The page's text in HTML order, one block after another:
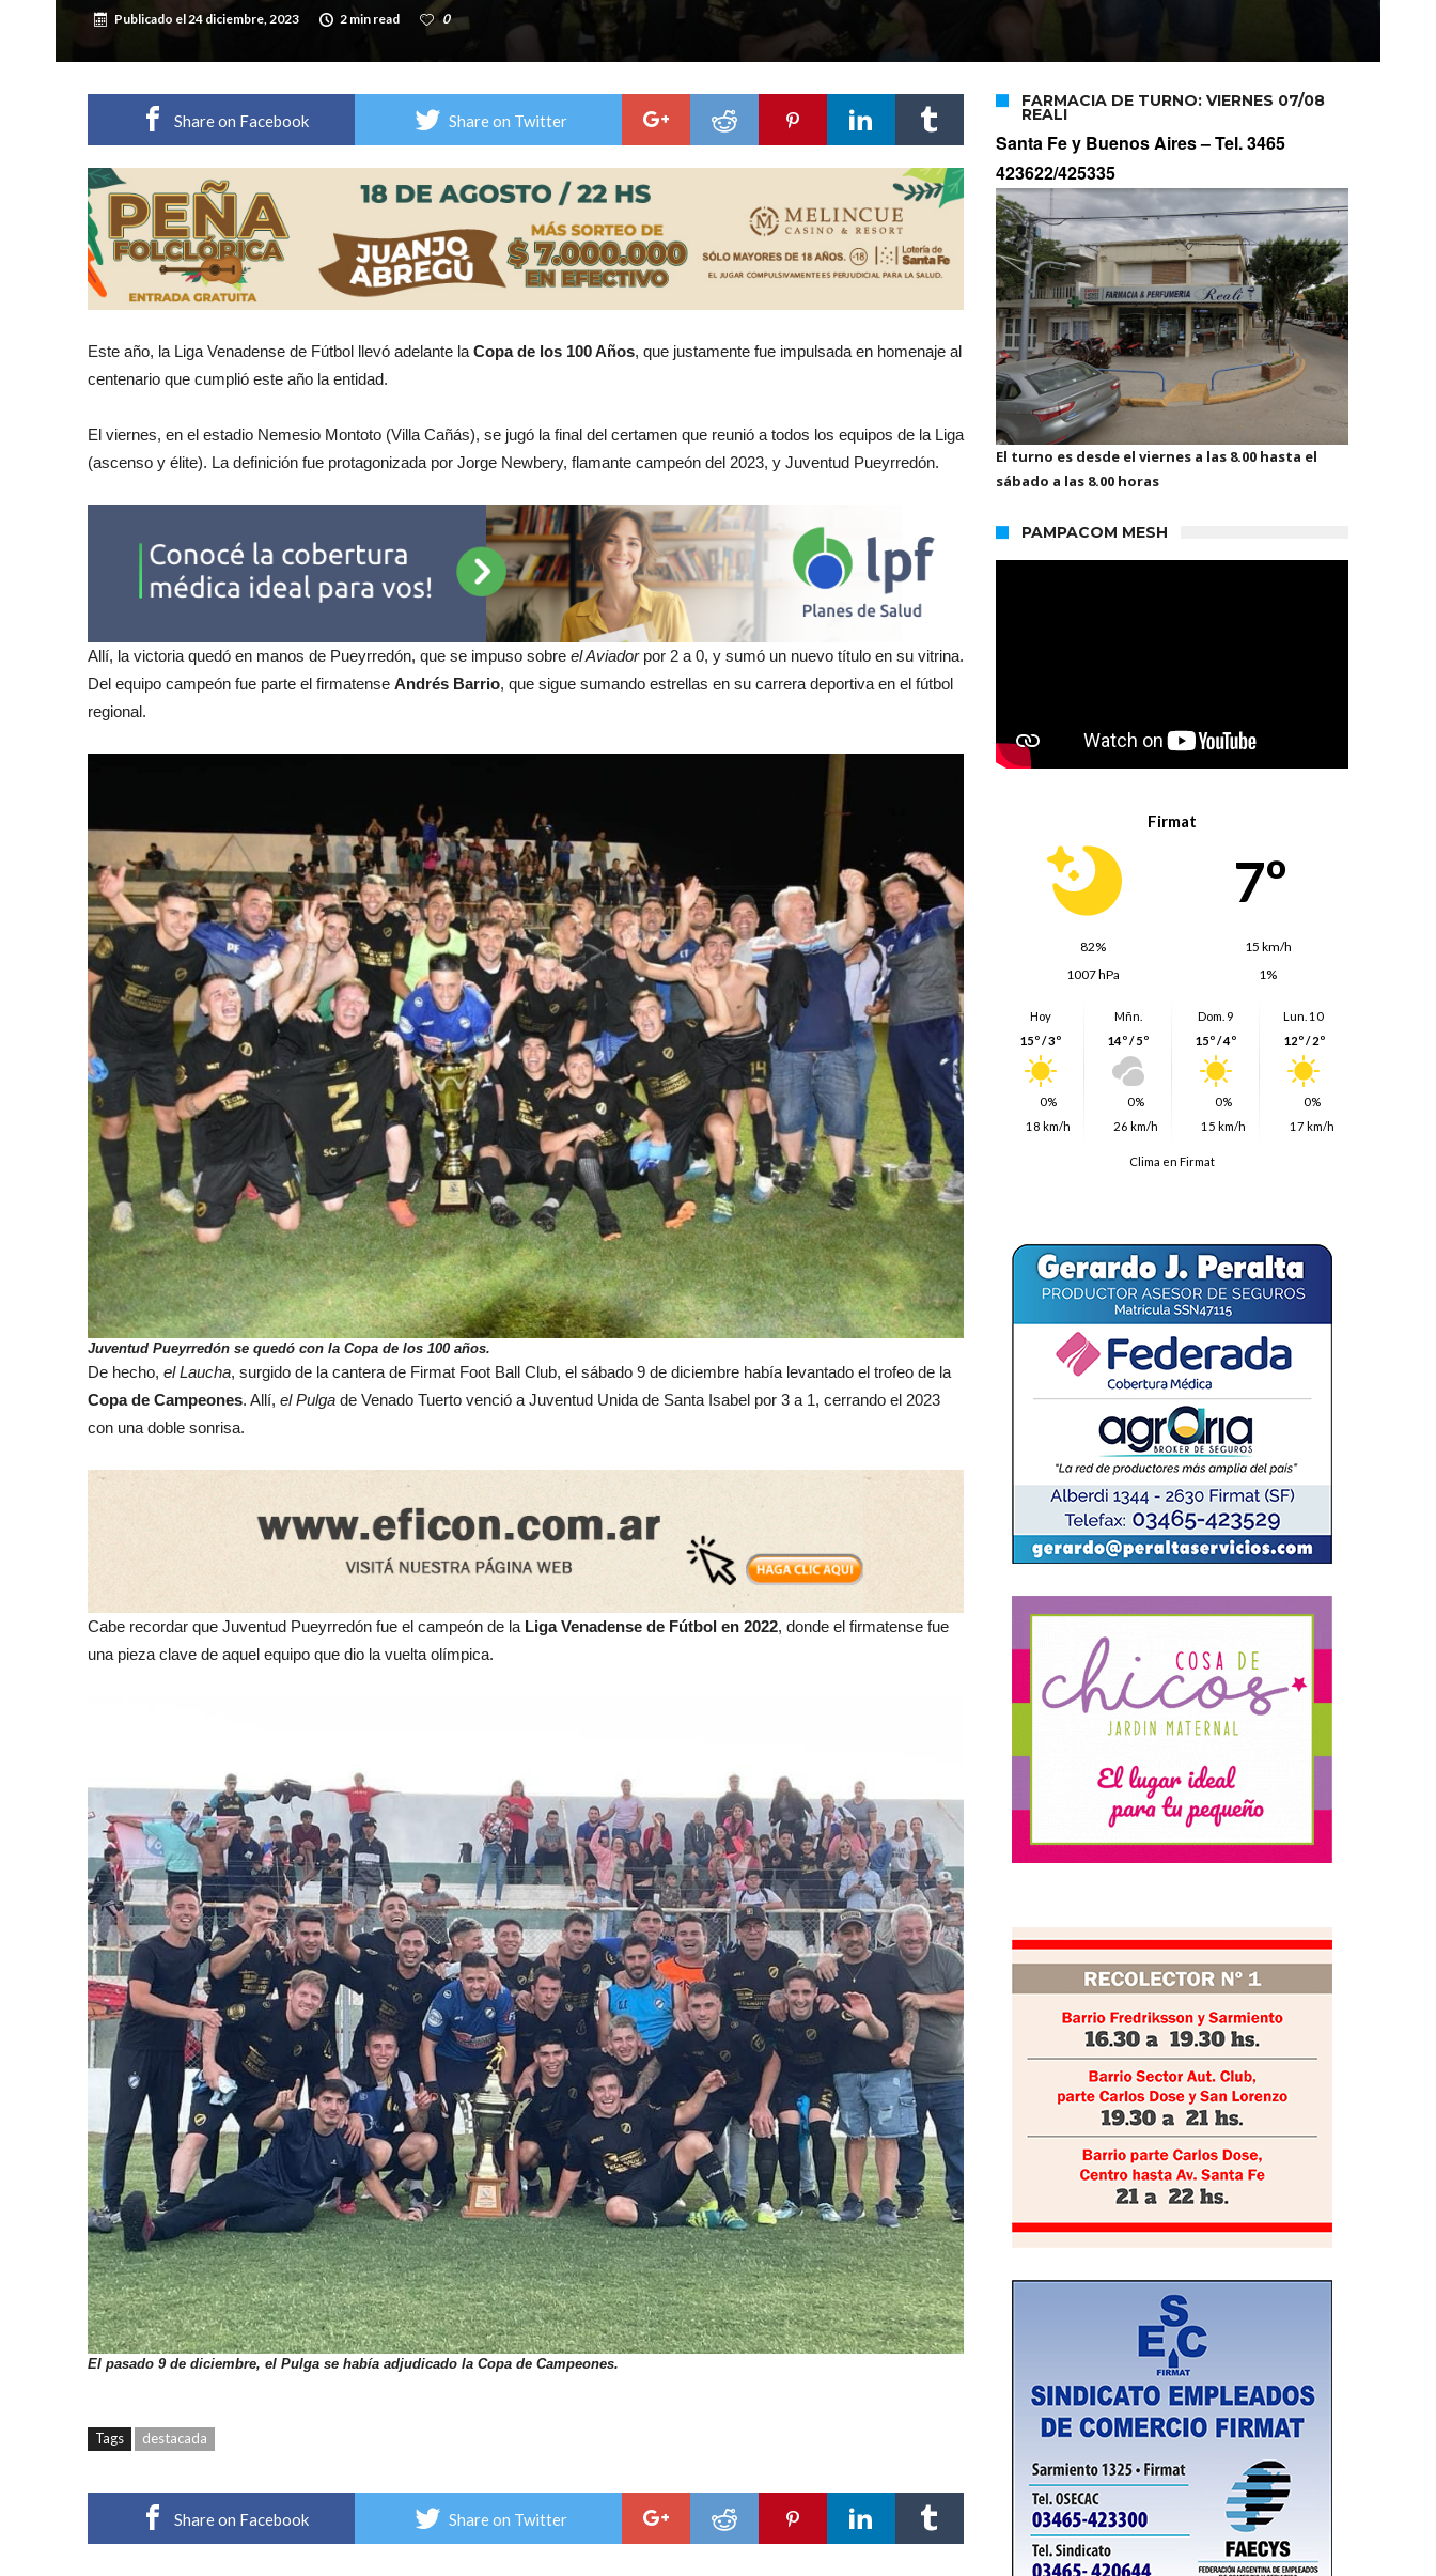
Publicado el24 diciembre, 2023 2 min read 0
Share on Facebook Share on Twitter
Este año, la Liga Venadense de Fútbol llevó adelante la Copa de los 100 Años, que justamente fue impulsada en homenaje al
centenario que cumplió este año la entidad.
El viernes, en el estadio Nemesio Montoto (Villa Cañás), se jugó la final del certamen que reunió a todos los equipos de la Liga
(ascenso y élite). La definición fue protagonizada por Jorge Newbery, flamante campeón del 2023, y Juventud Pueyrredón.
Allí, la victoria quedó en manos de Pueyrredón, que se impuso sobre el Aviadorpor 2 a 0, y sumó un nuevo título en su vitrina.
Del equipo campeón fue parte el firmatense Andrés Barrio, que sigue sumando estrellas en su carrera deportiva en el fútbol
regional.
Juventud Pueyrredón se quedó con la Copa de los 100 años.
De hecho, el Laucha, surgido de la cantera de Firmat Foot Ball Club, el sábado 9 de diciembre había levantado el trofeo de la
Copa de Campeones. Allí, el Pulga de Venado Tuerto venció a Juventud Unida de Santa Isabel por 3 a 1, cerrando el 2023
con una doble sonrisa.
Cabe recordar que Juventud Pueyrredón fue el campeón de la Liga Venadense de Fútbol en 2022, donde el firmatense fue
una pieza clave de aquel equipo que dio la vuelta olímpica.
El pasado 9 de diciembre, el Pulga se había adjudicado la Copa de Campeones.
Tags destacada
Share on Facebook Share on Twitter
FARMACIA DE TURNO: VIERNES 07/08
REALI
Santa Fe y Buenos Aires –Tel. 3465
423622/425335
El turno es desde el viernes a las 8.00 hasta el
sábado a las 8.00 horas
PAMPACOM MESH
Firmat
7º
82%
15 km/h
1007 hPa
1%
Hoy
15º / 3º
0%
18 km/h
Mñn.
14º / 5º
0%
26 km/h
Dom. 9
15º / 4º
0%
15 km/h
Lun. 10
12º / 2º
0%
17 km/h
Clima en Firmat